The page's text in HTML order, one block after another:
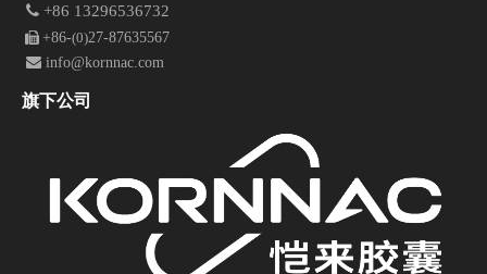
 +86 13296536732
 +86-(0)27-87635567
 info@kornnac.com
旗下公司